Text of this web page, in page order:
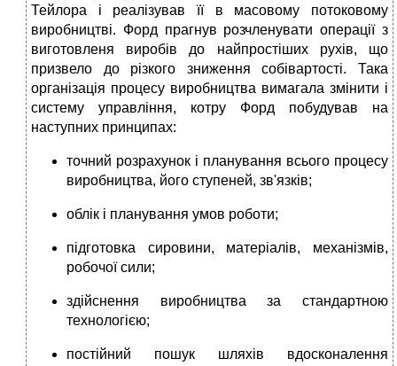
Тейлора і реалізував її в масовому потоковому
виробництві. Форд прагнув розчленувати операції з
виготовленя виробів до найпростіших рухів, що
призвело до різкого зниження собівартості. Така
організація процесу виробництва вимагала змінити і
систему управління, котру Форд побудував на
наступних принципах:
точний розрахунок і планування всього процесу
виробництва, його ступеней, зв'язків;
облік і планування умов роботи;
підготовка сировини, матеріалів, механізмів,
робочої сили;
здійснення виробництва за стандартною
технологією;
постійний пошук шляхів вдосконалення